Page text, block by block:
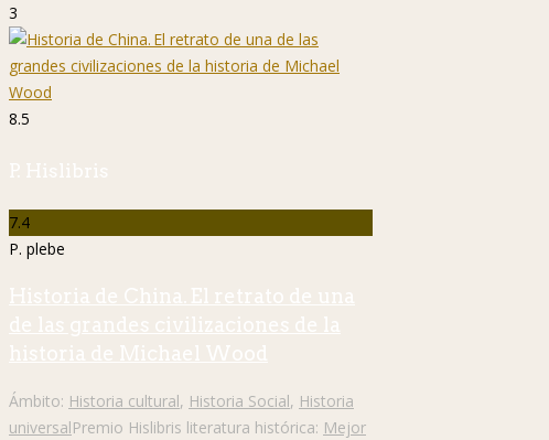
3
8.5
P. Hislibris
7.4
P. plebe
Historia de China. El retrato de una
de las grandes civilizaciones de la
historia de Michael Wood
Ámbito: Historia cultural, Historia Social, Historia
universalPremio Hislibris literatura histórica: Mejor